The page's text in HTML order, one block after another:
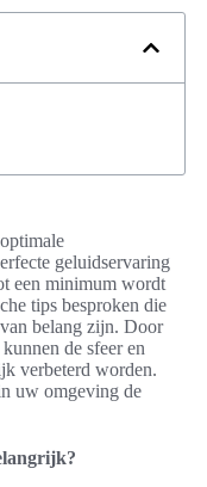
geluidservaring
een minimum wordt
tips besproken die
belang zijn. Door
de sfeer en
verbeterd worden.
uw omgeving de